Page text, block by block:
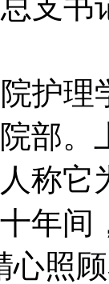
护理
部
称它
年间
心照